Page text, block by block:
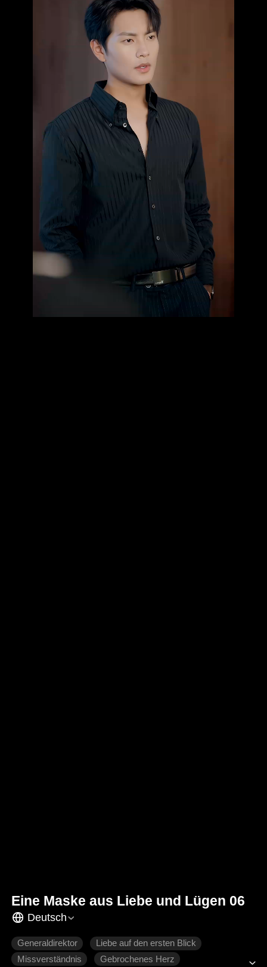
Eine Maske aus Liebe und Lügen 06
Deutsch
Generaldirektor
Liebe auf den ersten Blick
Missverständnis
Gebrochenes Herz